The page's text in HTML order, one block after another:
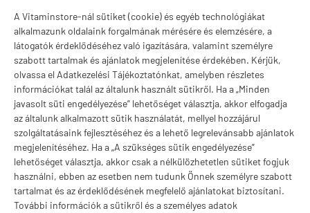
A Vitaminstore-nál sütiket (cookie) és egyéb technológiákat
alkalmazunk oldalaink forgalmának mérésére és elemzésére, a
látogatók érdeklődéséhez való igazítására, valamint személyre
szabott tartalmak és ajánlatok megjelenítése érdekében. Kérjük,
olvassa el Adatkezelési Tájékoztatónkat, amelyben részletes
információkat talál az általunk használt sütikről. Ha a „Minden
javasolt süti engedélyezése” lehetőséget választja, akkor elfogadja
az általunk alkalmazott sütik használatát, mellyel hozzájárul
szolgáltatásaink fejlesztéséhez és a lehető legrelevánsabb ajánlatok
megjelenítéséhez. Ha a „A szükséges sütik engedélyezése”
lehetőséget választja, akkor csak a nélkülözhetetlen sütiket fogjuk
használni, ebben az esetben nem tudunk Önnek személyre szabott
tartalmat és az érdeklődésének megfelelő ajánlatokat biztosítani.
További információk a sütikről és a személyes adatok
Márkák
Valuta választás